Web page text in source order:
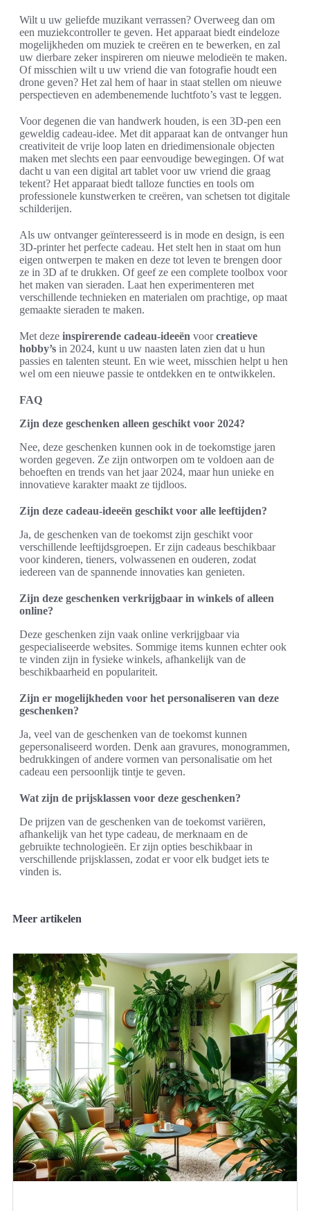
Wilt u uw geliefde muzikant verrassen? Overweeg dan om
een muziekcontroller te geven. Het apparaat biedt eindeloze
mogelijkheden om muziek te creëren en te bewerken, en zal
uw dierbare zeker inspireren om nieuwe melodieën te maken.
Of misschien wilt u uw vriend die van fotografie houdt een
drone geven? Het zal hem of haar in staat stellen om nieuwe
perspectieven en adembenemende luchtfoto’s vast te leggen.
Voor degenen die van handwerk houden, is een 3D-pen een
geweldig cadeau-idee. Met dit apparaat kan de ontvanger hun
creativiteit de vrije loop laten en driedimensionale objecten
maken met slechts een paar eenvoudige bewegingen. Of wat
dacht u van een digital art tablet voor uw vriend die graag
tekent? Het apparaat biedt talloze functies en tools om
professionele kunstwerken te creëren, van schetsen tot digitale
schilderijen.
Als uw ontvanger geïnteresseerd is in mode en design, is een
3D-printer het perfecte cadeau. Het stelt hen in staat om hun
eigen ontwerpen te maken en deze tot leven te brengen door
ze in 3D af te drukken. Of geef ze een complete toolbox voor
het maken van sieraden. Laat hen experimenteren met
verschillende technieken en materialen om prachtige, op maat
gemaakte sieraden te maken.
Met deze inspirerende cadeau-ideeën voorcreatieve
hobby’s in 2024, kunt u uw naasten laten zien dat u hun
passies en talenten steunt. En wie weet, misschien helpt u hen
wel om een nieuwe passie te ontdekken en te ontwikkelen.
FAQ
Zijn deze geschenken alleen geschikt voor 2024?
Nee, deze geschenken kunnen ook in de toekomstige jaren
worden gegeven. Ze zijn ontworpen om te voldoen aan de
behoeften en trends van het jaar 2024, maar hun unieke en
innovatieve karakter maakt ze tijdloos.
Zijn deze cadeau-ideeën geschikt voor alle leeftijden?
Ja, de geschenken van de toekomst zijn geschikt voor
verschillende leeftijdsgroepen. Er zijn cadeaus beschikbaar
voor kinderen, tieners, volwassenen en ouderen, zodat
iedereen van de spannende innovaties kan genieten.
Zijn deze geschenken verkrijgbaar in winkels of alleen
online?
Deze geschenken zijn vaak online verkrijgbaar via
gespecialiseerde websites. Sommige items kunnen echter ook
te vinden zijn in fysieke winkels, afhankelijk van de
beschikbaarheid en populariteit.
Zijn er mogelijkheden voor het personaliseren van deze
geschenken?
Ja, veel van de geschenken van de toekomst kunnen
gepersonaliseerd worden. Denk aan gravures, monogrammen,
bedrukkingen of andere vormen van personalisatie om het
cadeau een persoonlijk tintje te geven.
Wat zijn de prijsklassen voor deze geschenken?
De prijzen van de geschenken van de toekomst variëren,
afhankelijk van het type cadeau, de merknaam en de
gebruikte technologieën. Er zijn opties beschikbaar in
verschillende prijsklassen, zodat er voor elk budget iets te
vinden is.
Meer artikelen